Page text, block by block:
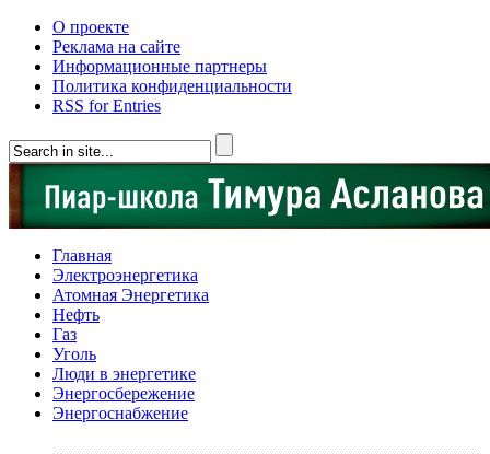
О проекте
Реклама на сайте
Информационные партнеры
Политика конфиденциальности
RSS for Entries
Главная
Электроэнергетика
Атомная Энергетика
Нефть
Газ
Уголь
Люди в энергетике
Энергосбережение
Энергоснабжение